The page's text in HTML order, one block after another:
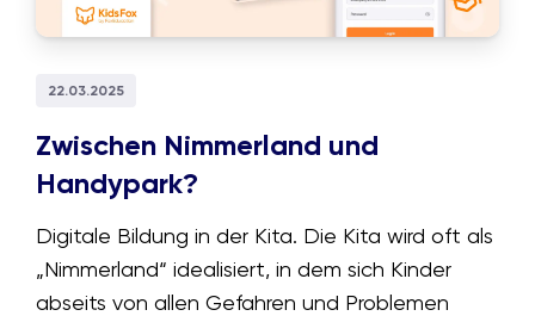
22.03.2025
Zwischen Nimmerland und
Handypark?
Digitale Bildung in der Kita. Die Kita wird oft als
„Nimmerland“ idealisiert, in dem sich Kinder
abseits von allen Gefahren und Problemen